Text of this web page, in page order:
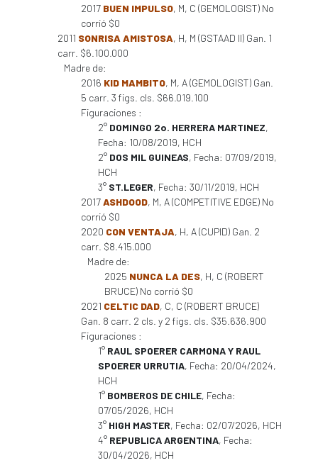
2017 BUEN IMPULSO, M, C (GEMOLOGIST) No
corrió $0
2011 SONRISA AMISTOSA, H, M (GSTAAD II) Gan. 1
carr. $6.100.000
Madre de:
2016 KID MAMBITO, M, A (GEMOLOGIST) Gan.
5 carr. 3 figs. cls. $66.019.100
Figuraciones :
2° DOMINGO 2o. HERRERA MARTINEZ,
Fecha: 10/08/2019, HCH
2° DOS MIL GUINEAS, Fecha: 07/09/2019,
HCH
3° ST.LEGER, Fecha: 30/11/2019, HCH
2017ASHDOOD, M, A (COMPETITIVE EDGE) No
corrió $0
2020 CON VENTAJA, H, A (CUPID) Gan. 2
carr. $8.415.000
Madre de:
2025 NUNCA LA DES, H, C (ROBERT
BRUCE) No corrió $0
2021 CELTIC DAD, C, C (ROBERT BRUCE)
Gan. 8 carr. 2 cls. y 2 figs. cls. $35.636.900
Figuraciones :
1° RAUL SPOERER CARMONA Y RAUL
SPOERER URRUTIA, Fecha: 20/04/2024,
HCH
1° BOMBEROS DE CHILE, Fecha:
07/05/2026, HCH
3° HIGH MASTER, Fecha: 02/07/2026, HCH
4° REPUBLICA ARGENTINA, Fecha:
30/04/2026, HCH